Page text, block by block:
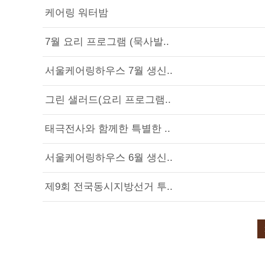
케어링 워터밤
7월 요리 프로그램 (묵사발..
서울케어링하우스 7월 생신..
그린 샐러드(요리 프로그램..
태극전사와 함께한 특별한 ..
서울케어링하우스 6월 생신..
제9회 전국동시지방선거 투..